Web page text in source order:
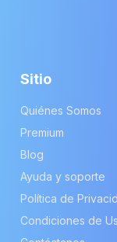
Sitio
Quiénes Somos
Premium
Blog
Ayuda y soporte
Política de
Condiciones de